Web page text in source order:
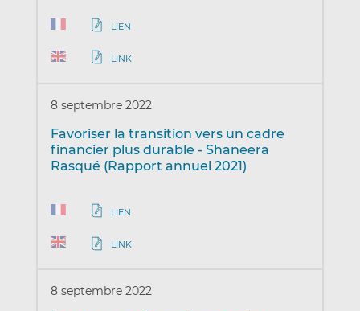
LIEN
LINK
8 septembre 2022
Favoriser la transition vers un cadre
financier plus durable - Shaneera
Rasqué (Rapport annuel 2021)
LIEN
LINK
8 septembre 2022